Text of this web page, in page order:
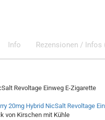
Info Rezensionen / Infos
Revoltage Einweg E-Zigarette
20mg Hybrid NicSalt Revoltage
von Kirschen mit Kühle